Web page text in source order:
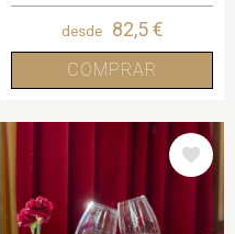
desde 82,5 €
COMPRAR
IMAGE